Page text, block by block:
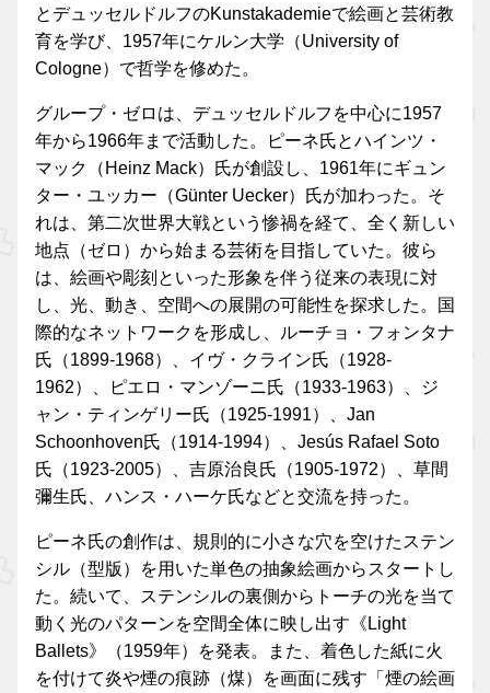
とデュッセルドルフのKunstakademieで絵画と芸術教
育を学び、1957年にケルン大学（University of
Cologne）で哲学を修めた。
グループ・ゼロは、デュッセルドルフを中心に1957
年から1966年まで活動した。ピーネ氏とハインツ・
マック（Heinz Mack）氏が創設し、1961年にギュン
ター・ユッカー（Günter Uecker）氏が加わった。そ
れは、第二次世界大戦という惨禍を経て、全く新しい
地点（ゼロ）から始まる芸術を目指していた。彼ら
は、絵画や彫刻といった形象を伴う従来の表現に対
し、光、動き、空間への展開の可能性を探求した。国
際的なネットワークを形成し、ルーチョ・フォンタナ
氏（1899-1968）、イヴ・クライン氏（1928-
1962）、ピエロ・マンゾーニ氏（1933-1963）、ジ
ャン・ティンゲリー氏（1925-1991）、Jan
Schoonhoven氏（1914-1994）、Jesús Rafael Soto
氏（1923-2005）、吉原治良氏（1905-1972）、草間
彌生氏、ハンス・ハーケ氏などと交流を持った。
ピーネ氏の創作は、規則的に小さな穴を空けたステン
シル（型版）を用いた単色の抽象絵画からスタートし
た。続いて、ステンシルの裏側からトーチの光を当て
動く光のパターンを空間全体に映し出す《Light
Ballets》（1959年）を発表。また、着色した紙に火
を付けて炎や煙の痕跡（煤）を画面に残す「煙の絵画